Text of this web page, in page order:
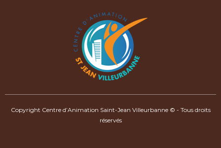
Copyright Centre d’Animation Saint-Jean Villeurbanne © - Tous droits
réservés